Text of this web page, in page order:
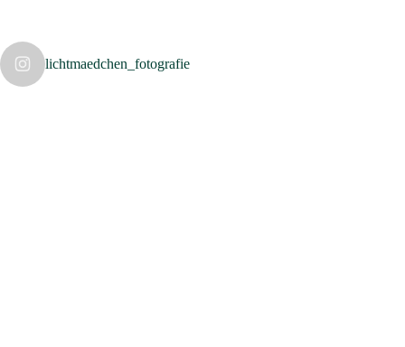
lichtmaedchen_fotografie